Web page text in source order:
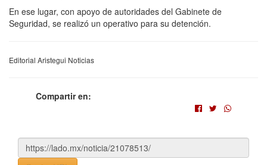
En ese lugar, con apoyo de autoridades del Gabinete de
Seguridad, se realizó un operativo para su detención.
Editorial Aristegui Noticias
Compartir en: